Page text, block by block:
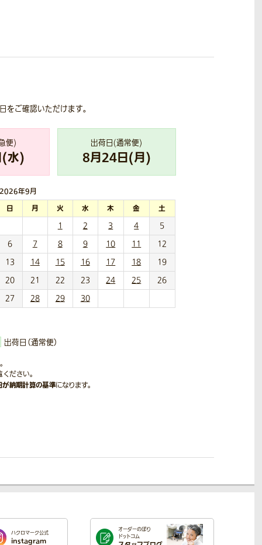
をご確認いただけます。
便)
(水)
出荷日(通常便)
8月24日(月)
2026年9月
日 月 火 水 木 金
土
1
2 3 4
5
6
7 8 9 10 11
12
13
14 15 16 17 18
19
20
21 22 23 24 25
26
27
28 29 30
出荷日（通常便）
ださい。
が納期計算の基準になります。
ハクロマーク公式
instagram
オーダーのぼり
ドットコム